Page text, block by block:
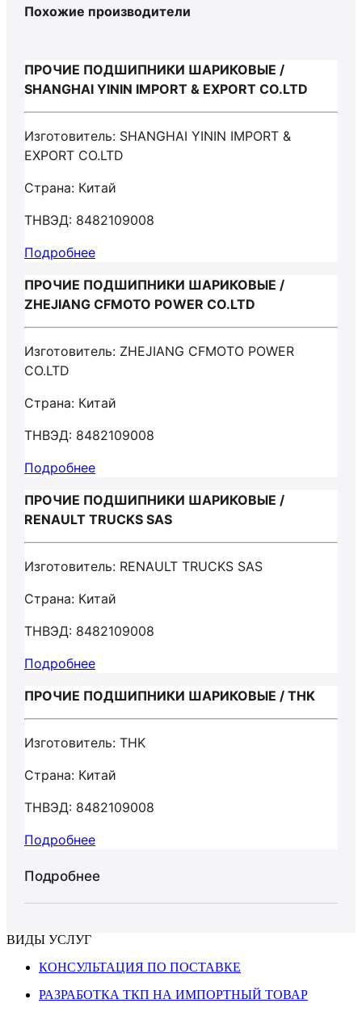
Похожие производители
ПРОЧИЕ ПОДШИПНИКИ ШАРИКОВЫЕ /
SHANGHAI YININ IMPORT & EXPORT CO.LTD
Изготовитель: SHANGHAI YININ IMPORT &
EXPORT CO.LTD
Страна: Китай
ТНВЭД: 8482109008
Подробнее
ПРОЧИЕ ПОДШИПНИКИ ШАРИКОВЫЕ /
ZHEJIANG CFMOTO POWER CO.LTD
Изготовитель: ZHEJIANG CFMOTO POWER
CO.LTD
Страна: Китай
ТНВЭД: 8482109008
Подробнее
ПРОЧИЕ ПОДШИПНИКИ ШАРИКОВЫЕ /
RENAULT TRUCKS SAS
Изготовитель: RENAULT TRUCKS SAS
Страна: Китай
ТНВЭД: 8482109008
Подробнее
ПРОЧИЕ ПОДШИПНИКИ ШАРИКОВЫЕ / THK
Изготовитель: THK
Страна: Китай
ТНВЭД: 8482109008
Подробнее
Подробнее
ВИДЫ УСЛУГ
КОНСУЛЬТАЦИЯ ПО ПОСТАВКЕ
РАЗРАБОТКА ТКП НА ИМПОРТНЫЙ ТОВАР